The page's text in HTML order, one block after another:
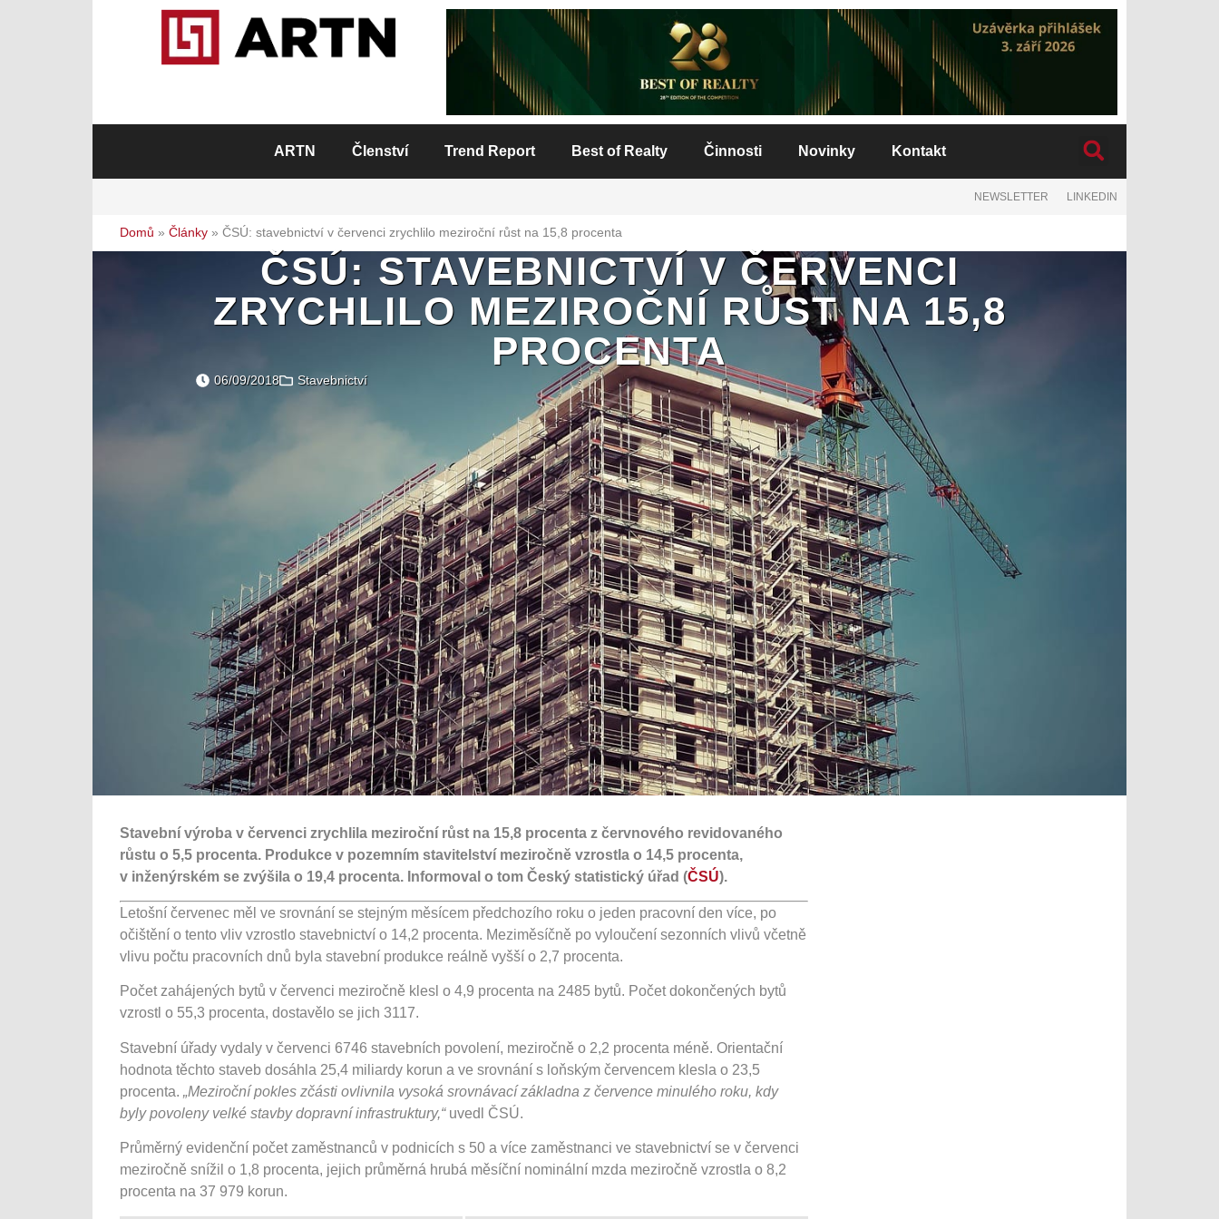
ARTN Členství Trend Report Best of Realty Činnosti Novinky Kontakt
NEWSLETTER LINKEDIN
Domů » Články » ČSÚ: stavebnictví v červenci zrychlilo meziroční růst na 15,8 procenta
ČSÚ: STAVEBNICTVÍ V ČERVENCI
ZRYCHLILO MEZIROČNÍ RŮST NA 15,8
PROCENTA
06/09/2018 Stavebnictví
Stavební výroba v červenci zrychlila meziroční růst na 15,8 procenta z červnového revidovaného
růstu o 5,5 procenta. Produkce v pozemním stavitelství meziročně vzrostla o 14,5 procenta,
v inženýrském se zvýšila o 19,4 procenta. Informoval o tom Český statistický úřad (ČSÚ).
Letošní červenec měl ve srovnání se stejným měsícem předchozího roku o jeden pracovní den více, po
očištění o tento vliv vzrostlo stavebnictví o 14,2 procenta. Meziměsíčně po vyloučení sezonních vlivů včetně
vlivu počtu pracovních dnů byla stavební produkce reálně vyšší o 2,7 procenta.
Počet zahájených bytů v červenci meziročně klesl o 4,9 procenta na 2485 bytů. Počet dokončených bytů
vzrostl o 55,3 procenta, dostavělo se jich 3117.
Stavební úřady vydaly v červenci 6746 stavebních povolení, meziročně o 2,2 procenta méně. Orientační
hodnota těchto staveb dosáhla 25,4 miliardy korun a ve srovnání s loňským červencem klesla o 23,5
procenta. „Meziroční pokles zčásti ovlivnila vysoká srovnávací základna z července minulého roku, kdy
byly povoleny velké stavby dopravní infrastruktury,“uvedl ČSÚ.
Průměrný evidenční počet zaměstnanců v podnicích s 50 a více zaměstnanci ve stavebnictví se v červenci
meziročně snížil o 1,8 procenta, jejich průměrná hrubá měsíční nominální mzda meziročně vzrostla o 8,2
procenta na 37 979 korun.